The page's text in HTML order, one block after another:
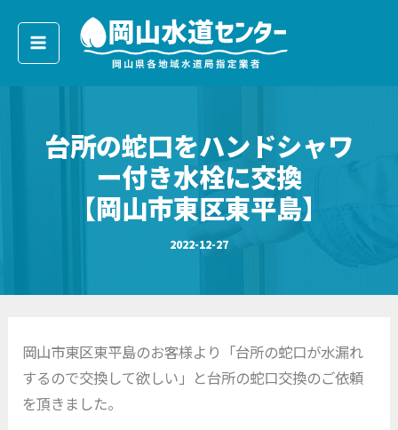
台所の蛇口をハンドシャワ
ー付き水栓に交換
【岡山市東区東平島】
2022-12-27
岡山市東区東平島のお客様より「台所の蛇口が水漏れ
するので交換して欲しい」と台所の蛇口交換のご依頼
を頂きました。
ー
カ
イ